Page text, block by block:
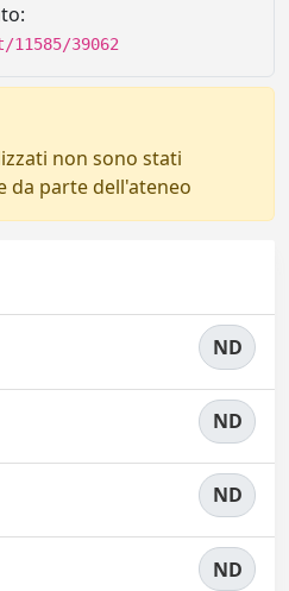
39062
non sono stati
da parte dell'ateneo
ND
ND
ND
ND